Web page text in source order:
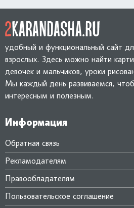
удобный и функциональный сайт
взрослых. Здесь можно найти
девочек и мальчиков, уроки
Мы каждый день развиваемся,
интересным и полезным.
Информация
Обратная связь
Рекламодателям
Правообладателям
Пользовательское соглашение